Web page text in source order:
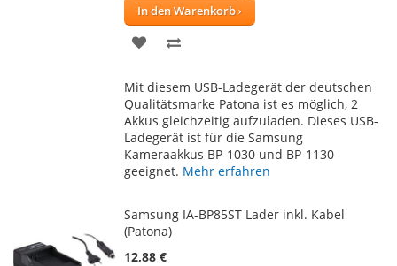
In den Warenkorb
ZUR
HINZUFÜGEN
HINZUFÜGEN
Mit diesem USB-Ladegerät der deutschen
Qualitätsmarke Patona ist es möglich, 2
Akkus gleichzeitig aufzuladen. Dieses USB-
Ladegerät ist für die Samsung
Kameraakkus BP-1030 und BP-1130
geeignet. Mehr erfahren
Samsung IA-BP85ST Lader inkl. Kabel
(Patona)
12,88 €